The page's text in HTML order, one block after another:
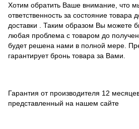
Хотим обратить Ваше внимание, что
ответственность за состояние товара
доставки . Таким образом Вы можете
любая проблема с товаром до
будет решена нами в полной мере.
гарантирует бронь товара за Вами.
Гарантия от производителя 12
представленный на нашем сайте